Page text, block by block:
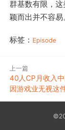
群基数有限，
颖而出并不容易
标签： Episode
上一篇
40人CP月收入
因游戏业无视这